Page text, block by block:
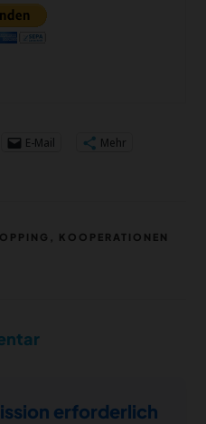
E-Mail Mehr
KOOPERATIONEN
erforderlich